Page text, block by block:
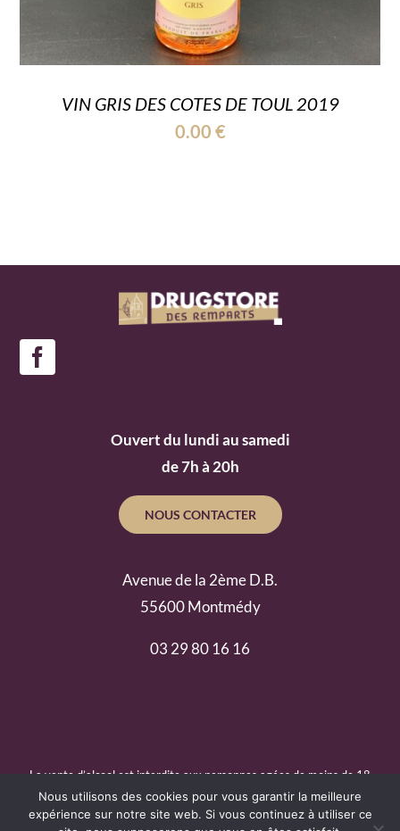
VIN GRIS DES COTES DE TOUL 2019
0.00 €
Ouvert du lundi au samedi
de 7h à 20h
NOUS CONTACTER
Avenue de la 2ème D.B.
55600 Montmédy
03 29 80 16 16
La vente d’alcool est interdite aux personnes agées de moins de 18
ans.
Nous utilisons des cookies pour vous garantir la meilleure
expérience sur notre site web. Si vous continuez à utiliser ce